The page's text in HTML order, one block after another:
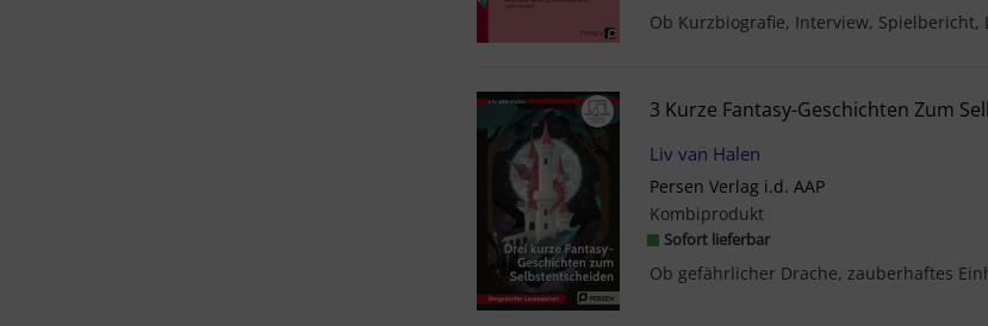
Liv van Halen
Persen Verlag i.d. AAP
Kombiprodukt
Sofort lieferbar